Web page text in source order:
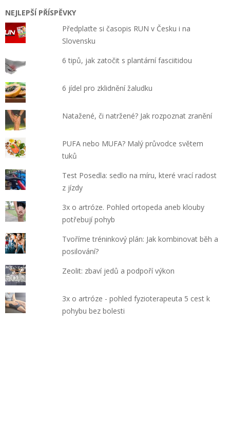
NEJLEPŠÍ PŘÍSPĚVKY
Předplaťte si časopis RUN v Česku i na
Slovensku
6 tipů, jak zatočit s plantární fasciitidou
6 jídel pro zklidnění žaludku
Natažené, či natržené? Jak rozpoznat zranění
PUFA nebo MUFA? Malý průvodce světem
tuků
Test Posedla: sedlo na míru, které vrací radost
z jízdy
3x o artróze. Pohled ortopeda aneb klouby
potřebují pohyb
Tvoříme tréninkový plán: Jak kombinovat běh a
posilování?
Zeolit: zbaví jedů a podpoří výkon
3x o artróze - pohled fyzioterapeuta 5 cest k
pohybu bez bolesti